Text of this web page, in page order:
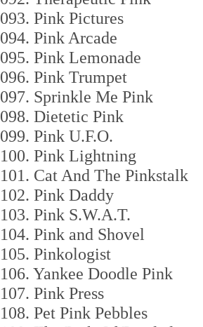
093. Pink Pictures
094. Pink Arcade
095. Pink Lemonade
096. Pink Trumpet
097. Sprinkle Me Pink
098. Dietetic Pink
099. Pink U.F.O.
100. Pink Lightning
101. Cat And The Pinkstalk
102. Pink Daddy
103. Pink S.W.A.T.
104. Pink and Shovel
105. Pinkologist
106. Yankee Doodle Pink
107. Pink Press
108. Pet Pink Pebbles